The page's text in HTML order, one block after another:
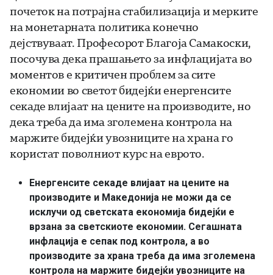
почеток на потрајна стабилизација и мерките
на монетарната политика конечно
дејствуваат. Професорот Благоја Самакоски,
посочува дека прашањето за инфлацијата во
моментов е критичен проблем за сите
економии во светот бидејќи енергенсите
секаде влијаат на цените на производите, но
дека треба да има зголемена контрола на
маржите бидејќи увозниците на храна го
користат поволниот курс на еврото.
Енергенсите секаде влијаат на цените на
производите и Македонија не можи да се
исклучи од светската економија бидејќи е
врзана за светскиоте економии. Сегашната
инфлација е сепак под контрола, а во
производите за храна треба да има зголемена
контрола на маржите бидејќи увозниците на